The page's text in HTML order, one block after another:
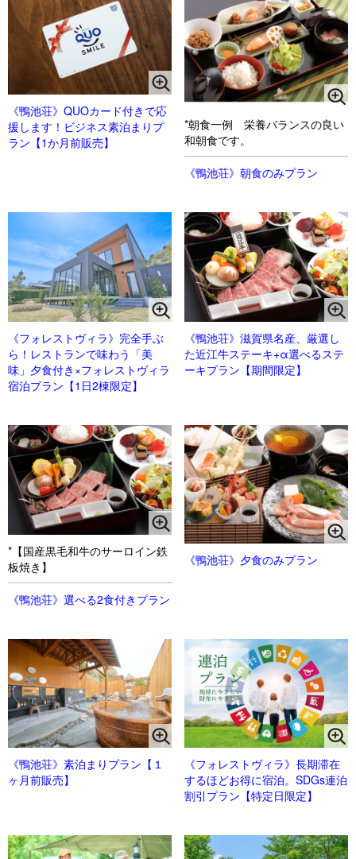
《鴨池荘》QUOカード付きで応
援します！ビジネス素泊まりプ
ラン【1か月前販売】
*朝食一例 栄養バランスの良い
和朝食です。
《鴨池荘》朝食のみプラン
《フォレストヴィラ》完全手ぶ
ら！レストランで味わう「美
味」夕食付き×フォレストヴィラ
宿泊プラン【1日2棟限定】
《鴨池荘》滋賀県名産、厳選し
た近江牛ステーキ+α選べるステ
ーキプラン【期間限定】
*【国産黒毛和牛のサーロイン鉄
板焼き】
《鴨池荘》選べる2食付きプラン
《鴨池荘》夕食のみプラン
《鴨池荘》素泊まりプラン【１
ヶ月前販売】
《フォレストヴィラ》長期滞在
するほどお得に宿泊。SDGs連泊
割引プラン【特定日限定】